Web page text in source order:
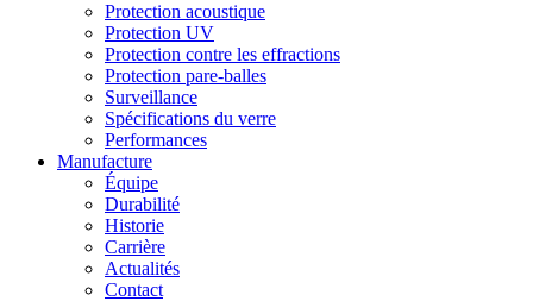
Protection acoustique
Protection UV
Protection contre les effractions
Protection pare-balles
Surveillance
Spécifications du verre
Performances
Manufacture
Équipe
Durabilité
Historie
Carrière
Actualités
Contact